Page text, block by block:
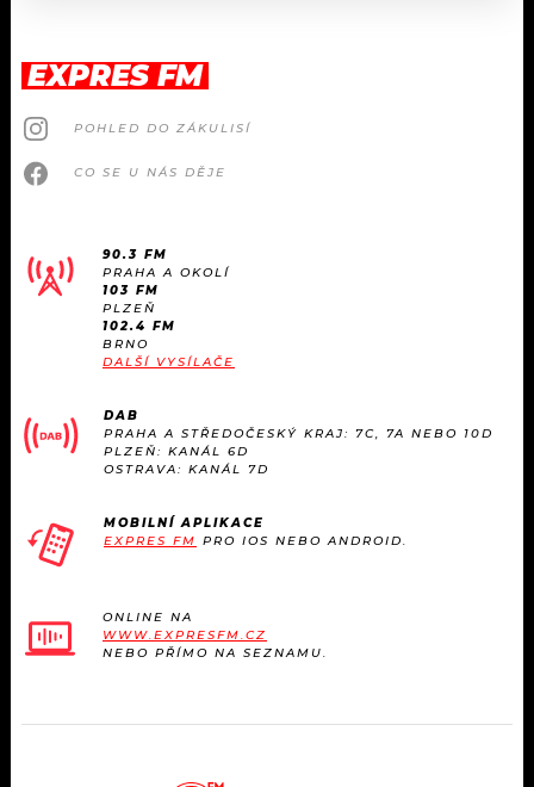
EXPRES FM
POHLED DO ZÁKULISÍ
CO SE U NÁS DĚJE
90.3 FM
PRAHA A OKOLÍ
103 FM
PLZEŇ
102.4 FM
BRNO
DALŠÍ VYSÍLAČE
DAB
PRAHA A STŘEDOČESKÝ KRAJ: 7C, 7A NEBO 10D
PLZEŇ: KANÁL 6D
OSTRAVA: KANÁL 7D
MOBILNÍ APLIKACE
EXPRES FM PRO IOS NEBO ANDROID.
ONLINE NA
WWW.EXPRESFM.CZ
NEBO PŘÍMO NA SEZNAMU.